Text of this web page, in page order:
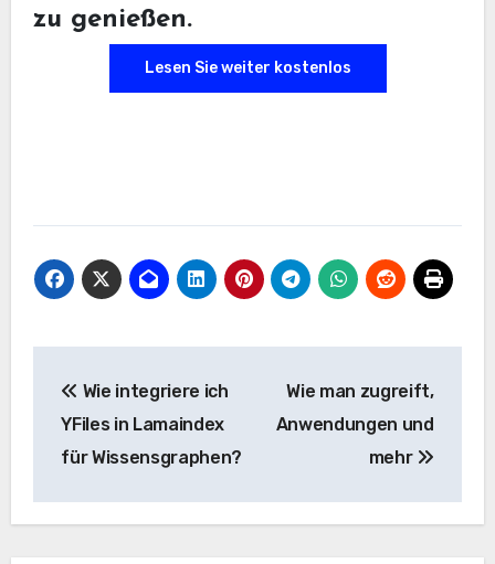
zu genießen.
Lesen Sie weiter kostenlos
Navigation
Wie integriere ich
YFiles in Lamaindex
für Wissensgraphen?
Wie man zugreift,
Anwendungen und
mehr